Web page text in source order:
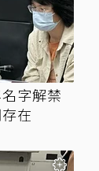
字解禁
在